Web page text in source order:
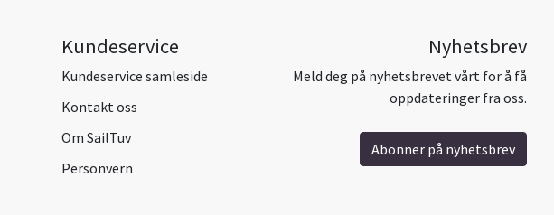
Kundeservice
Kundeservice samleside
Kontakt oss
Om SailTuv
Personvern
Nyhetsbrev
Meld deg på nyhetsbrevet vårt for å få
oppdateringer fra oss.
Abonner på nyhetsbrev